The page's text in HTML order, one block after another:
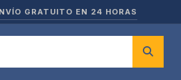
GRATUITO EN 24 HORAS